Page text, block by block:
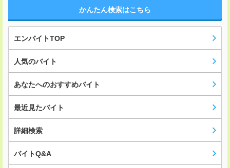
かんたん検索はこちら
エンバイトTOP
人気のバイト
あなたへのおすすめバイト
最近見たバイト
詳細検索
バイトQ&A